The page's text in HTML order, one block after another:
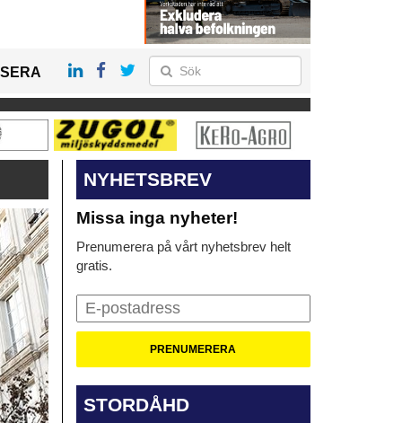
NYHETSBREV
Missa inga nyheter!
Prenumerera på vårt nyhetsbrev helt
gratis.
STORDÅHD